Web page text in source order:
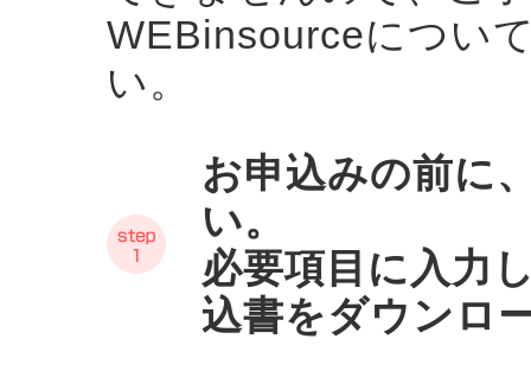
WEBinsourceについ
い。
お申込みの前に
い。
必要項目に入力
込書をダウンロ